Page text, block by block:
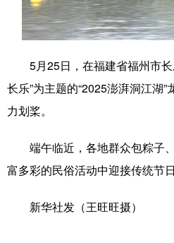
食品 人居
彩票
文化产业
5月25日，在福建省福州市长
长乐”为主题的“2025澎湃洞江湖
力划桨。
端午临近，各地群众包粽子
富多彩的民俗活动中迎接传统节日
新华社发（王旺旺摄）